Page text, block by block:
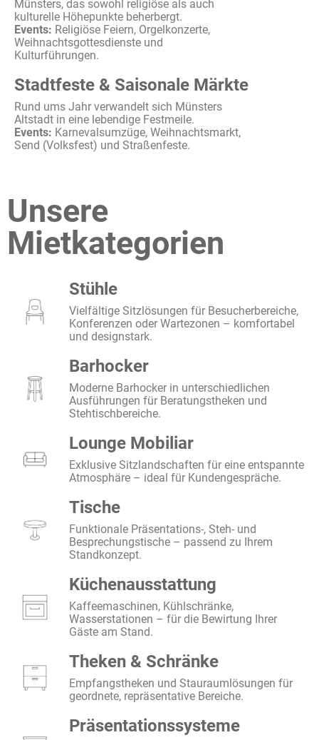
Münsters, das sowohl religiöse als auch
kulturelle Höhepunkte beherbergt.
Events: Religiöse Feiern, Orgelkonzerte,
Weihnachtsgottesdienste und
Kulturführungen.
Stadtfeste & Saisonale Märkte
Rund ums Jahr verwandelt sich Münsters
Altstadt in eine lebendige Festmeile.
Events: Karnevalsumzüge, Weihnachtsmarkt,
Send (Volksfest) und Straßenfeste.
Unsere
Mietkategorien
Stühle
Vielfältige Sitzlösungen für Besucherbereiche,
Konferenzen oder Wartezonen – komfortabel
und designstark.
Barhocker
Moderne Barhocker in unterschiedlichen
Ausführungen für Beratungstheken und
Stehtischbereiche.
Lounge Mobiliar
Exklusive Sitzlandschaften für eine entspannte
Atmosphäre – ideal für Kundengespräche.
Tische
Funktionale Präsentations-, Steh- und
Besprechungstische – passend zu Ihrem
Standkonzept.
Küchenausstattung
Kaffeemaschinen, Kühlschränke,
Wasserstationen – für die Bewirtung Ihrer
Gäste am Stand.
Theken & Schränke
Empfangstheken und Stauraumlösungen für
geordnete, repräsentative Bereiche.
Präsentationssysteme